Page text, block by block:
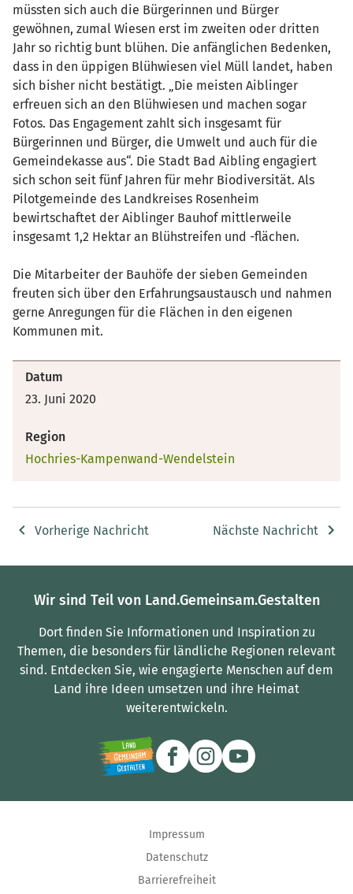
müssten sich auch die Bürgerinnen und Bürger
gewöhnen, zumal Wiesen erst im zweiten oder dritten
Jahr so richtig bunt blühen. Die anfänglichen Bedenken,
dass in den üppigen Blühwiesen viel Müll landet, haben
sich bisher nicht bestätigt. „Die meisten Aiblinger
erfreuen sich an den Blühwiesen und machen sogar
Fotos. Das Engagement zahlt sich insgesamt für
Bürgerinnen und Bürger, die Umwelt und auch für die
Gemeindekasse aus“. Die Stadt Bad Aibling engagiert
sich schon seit fünf Jahren für mehr Biodiversität. Als
Pilotgemeinde des Landkreises Rosenheim
bewirtschaftet der Aiblinger Bauhof mittlerweile
insgesamt 1,2 Hektar an Blühstreifen und -flächen.
Die Mitarbeiter der Bauhöfe der sieben Gemeinden
freuten sich über den Erfahrungsaustausch und nahmen
gerne Anregungen für die Flächen in den eigenen
Kommunen mit.
Datum
23. Juni 2020
Region
Hochries-Kampenwand-Wendelstein
Vorherige Nachricht Nächste Nachricht
Wir sind Teil von Land.Gemeinsam.Gestalten
Dort finden Sie Informationen und Inspiration zu
Themen, die besonders für ländliche Regionen relevant
sind. Entdecken Sie, wie engagierte Menschen auf dem
Land ihre Ideen umsetzen und ihre Heimat
weiterentwickeln.
Impressum
Datenschutz
Barrierefreiheit